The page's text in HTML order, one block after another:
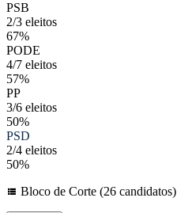
PSB
2/3 eleitos
67%
PODE
4/7 eleitos
57%
PP
3/6 eleitos
50%
PSD
2/4 eleitos
50%
Bloco de Corte (26 candidatos)